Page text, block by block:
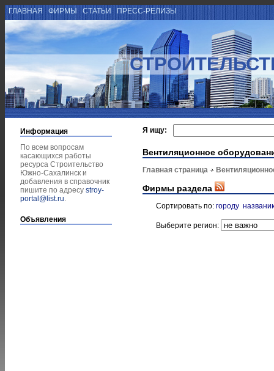
ГЛАВНАЯ ФИРМЫ СТАТЬИ ПРЕСС-РЕЛИЗЫ
Информация
По всем вопросам
касающихся работы
ресурса Строительство
Южно-Сахалинск и
добавления в справочник
пишите по адресу stroy-
portal@list.ru.
Объявления
Я ищу:
Вентиляционное
Главная страница
Фирмы раздела
Сортировать по: городу
Выберите регион: